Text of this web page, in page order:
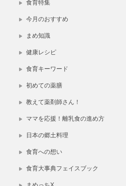
食育特集
今月のおすすめ
まめ知識
健康レシピ
食育キーワード
初めての薬膳
教えて薬剤師さん！
ママを応援！離乳食の進め方
日本の郷土料理
食育への想い
食育大事典フェイスブック